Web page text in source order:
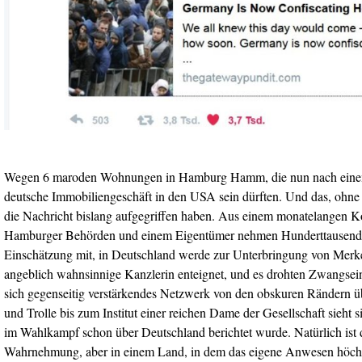
Wegen 6 maroden Wohnungen in Hamburg Hamm, die nun nach
deutsche Immobiliengeschäft in den USA sein dürften. Und das,
die Nachricht bislang aufgegriffen haben. Aus einem monatelangen
Hamburger Behörden und einem Eigentümer nehmen
Einschätzung mit, in Deutschland werde zur Unterbringung von
angeblich wahnsinnige Kanzlerin enteignet, und es drohten
sich gegenseitig verstärkendes Netzwerk von den obskuren Rändern
und Trolle bis zum Institut einer reichen Dame der Gesellschaft sieht
im Wahlkampf schon über Deutschland berichtet wurde. Natürlich ist
Wahrnehmung, aber in einem Land, in dem das eigene Anwesen